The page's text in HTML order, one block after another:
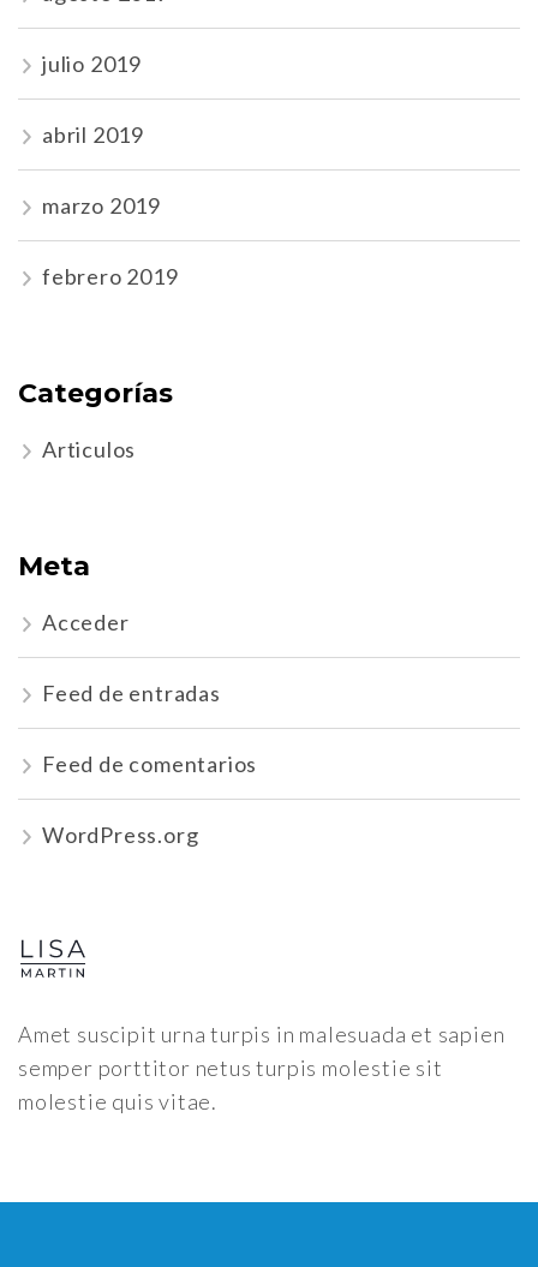
julio 2019
abril 2019
marzo 2019
febrero 2019
Categorías
Articulos
Meta
Acceder
Feed de entradas
Feed de comentarios
WordPress.org
Amet suscipit urna turpis in malesuada et sapien
semper porttitor netus turpis molestie sit
molestie quis vitae.